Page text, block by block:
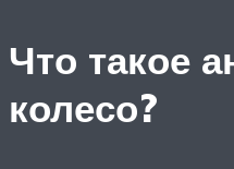
Что такое
колесо?